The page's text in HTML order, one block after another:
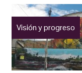
Visión y progreso